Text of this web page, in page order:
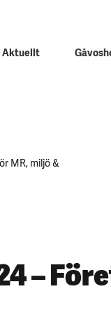
Aktuellt
MR, miljö &
–